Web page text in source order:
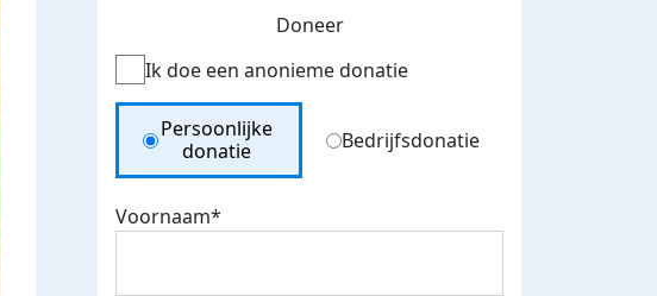
Doneer
Ik doe een anonieme donatie
Donation Type
Persoonlijke
donatie
Bedrijfsdonatie
Voornaam*